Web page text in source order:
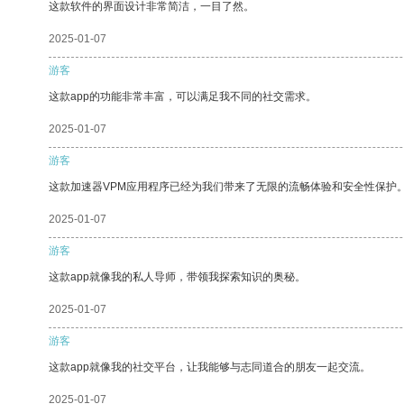
这款软件的界面设计非常简洁，一目了然。
2025-01-07
游客
这款app的功能非常丰富，可以满足我不同的社交需求。
2025-01-07
游客
这款加速器VPM应用程序已经为我们带来了无限的流畅体验和安全性保护
2025-01-07
游客
这款app就像我的私人导师，带领我探索知识的奥秘。
2025-01-07
游客
这款app就像我的社交平台，让我能够与志同道合的朋友一起交流。
2025-01-07